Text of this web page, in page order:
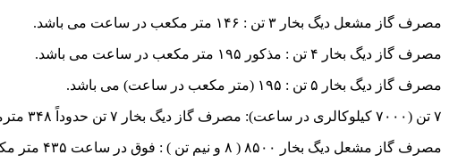
مصرف گاز مشعل دیگ بخار ۳ تن : ۱۴۶ متر مکعب در ساعت می باشد.
مصرف گاز دیگ بخار ۴ تن : مذکور ۱۹۵ متر مکعب در ساعت می باشد.
مصرف گاز دیگ بخار ۵ تن : ۱۹۵ (متر مکعب در ساعت) می باشد.
۷ تن (۷۰۰۰ کیلوکالری در ساعت): مصرف گاز دیگ بخار ۷ تن حدوداً ۳۴۸ مترمکعب برحسب ساعت است.
مصرف گاز مشعل دیگ بخار ۸۵۰۰ ( ۸ و نیم تن ) : فوق در ساعت ۴۳۵ متر مکعب بر ساعت است.